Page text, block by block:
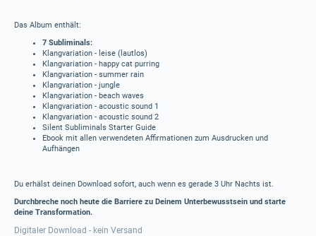
Das Album enthält:
7 Subliminals:
Klangvariation - leise (lautlos)
Klangvariation - happy cat purring
Klangvariation - summer rain
Klangvariation - jungle
Klangvariation - beach waves
Klangvariation - acoustic sound 1
Klangvariation - acoustic sound 2
Silent Subliminals Starter Guide
Ebook mit allen verwendeten Affirmationen zum Ausdrucken und
Aufhängen
Du erhälst deinen Download sofort, auch wenn es gerade 3 Uhr Nachts ist.
Durchbreche noch heute die Barriere zu Deinem Unterbewusstsein und starte
deine Transformation.
Digitaler Download - kein Versand